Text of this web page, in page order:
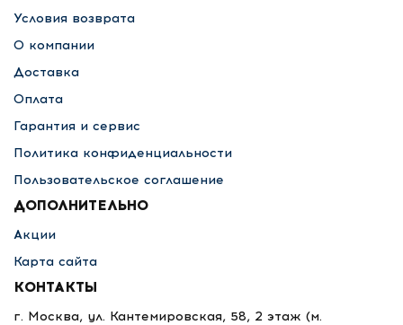
Условия возврата
О компании
Доставка
Оплата
Гарантия и сервис
Политика конфиденциальности
Пользовательское соглашение
ДОПОЛНИТЕЛЬНО
Акции
Карта сайта
КОНТАКТЫ
г. Москва, ул. Кантемировская, 58, 2 этаж (м.